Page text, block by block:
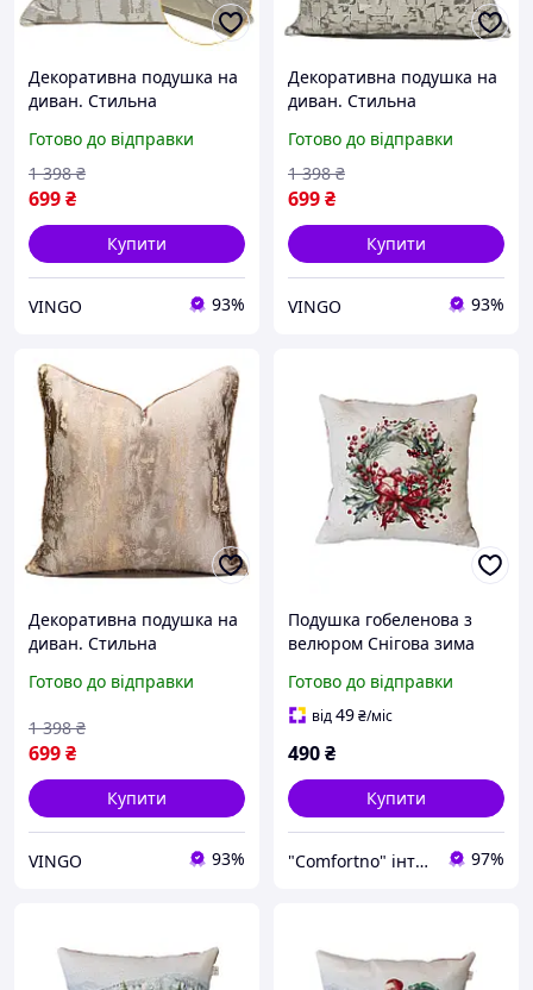
Декоративна подушка на
диван. Стильна
Сучасна дизайнерська
подушка 45*45, стиль 1
Готово до відправки
699₴
1 398 ₴
Купити
VINGO 93%
Декоративна подушка на
диван. Стильна
Сучасна дизайнерська
подушка 45*45, стиль 7
Готово до відправки
699₴
1 398 ₴
Купити
VINGO 93%
Декоративна подушка на
диван. Стильна
Сучасна дизайнерська
Готово до відправки
699₴
1 398 ₴
Купити
VINGO 93%
Подушка гобеленова з
велюром Снігова зима
Готово до відправки
від49₴/міс
490₴
Купити
"Comfortno" інтернет-магазин комфортного шопінгу 97%